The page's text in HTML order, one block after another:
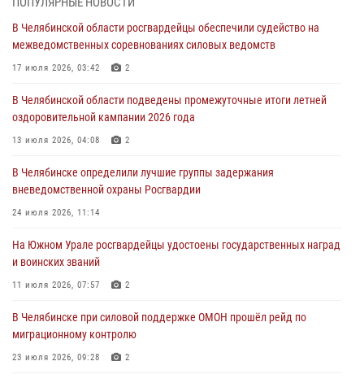
03 августа 2026, 09:22 1
Авиация Росгвардии совершила более 250 санитарных вылетов в
Донецкой Народной Республике
31 июля 2026, 11:33
Росгвардия обеспечивает безопасность граждан на южном
направлении
31 июля 2026, 11:32
В Уральском округе Росгвардии состоялось заседание
оперативного штаба
30 июля 2026, 10:53
В Челябинской области росгвардейцы обеспечили судейство на
межведомственных соревнованиях силовых ведомств
17 июля 2026, 03:42 2
В Челябинской области подведены промежуточные итоги летней
оздоровительной кампании 2026 года
13 июля 2026, 04:08 2
В Челябинске определили лучшие группы задержания
вневедомственной охраны Росгвардии
24 июля 2026, 11:14
На Южном Урале росгвардейцы удостоены государственных наград
и воинских званий
11 июля 2026, 07:57 2
В Челябинске при силовой поддержке ОМОН прошёл рейд по
миграционному контролю
23 июля 2026, 09:28 2